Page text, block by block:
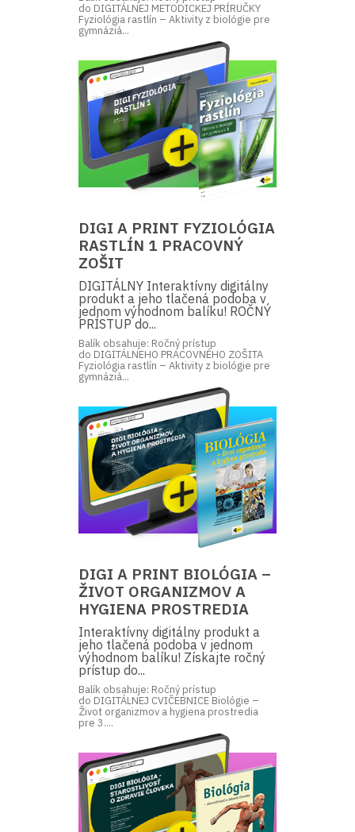
do DIGITÁLNEJ METODICKEJ PRÍRUČKY
Fyziológia rastlín – Aktivity z biológie pre
gymnáziá...
DIGI A PRINT FYZIOLÓGIA
RASTLÍN 1 PRACOVNÝ
ZOŠIT
DIGITÁLNY Interaktívny digitálny
produkt a jeho tlačená podoba v
jednom výhodnom balíku! ROČNÝ
PRÍSTUP do...
Balík obsahuje: Ročný prístup
do DIGITÁLNEHO PRACOVNÉHO ZOŠITA
Fyziológia rastlín – Aktivity z biológie pre
gymnáziá...
DIGI A PRINT BIOLÓGIA –
ŽIVOT ORGANIZMOV A
HYGIENA PROSTREDIA
Interaktívny digitálny produkt a
jeho tlačená podoba v jednom
výhodnom balíku! Získajte ročný
prístup do...
Balík obsahuje: Ročný prístup
do DIGITÁLNEJ CVIČEBNICE Biológie –
Život organizmov a hygiena prostredia
pre 3....